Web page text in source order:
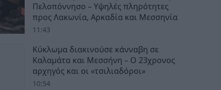
Πελοπόννησο – Υψηλές πληρότητες
προς Λακωνία, Αρκαδία και Μεσσηνία
11:43
Κύκλωμα διακινούσε κάνναβη σε
Καλαμάτα και Μεσσήνη – Ο 23χρονος
αρχηγός και οι «τσιλιαδόροι»
10:54